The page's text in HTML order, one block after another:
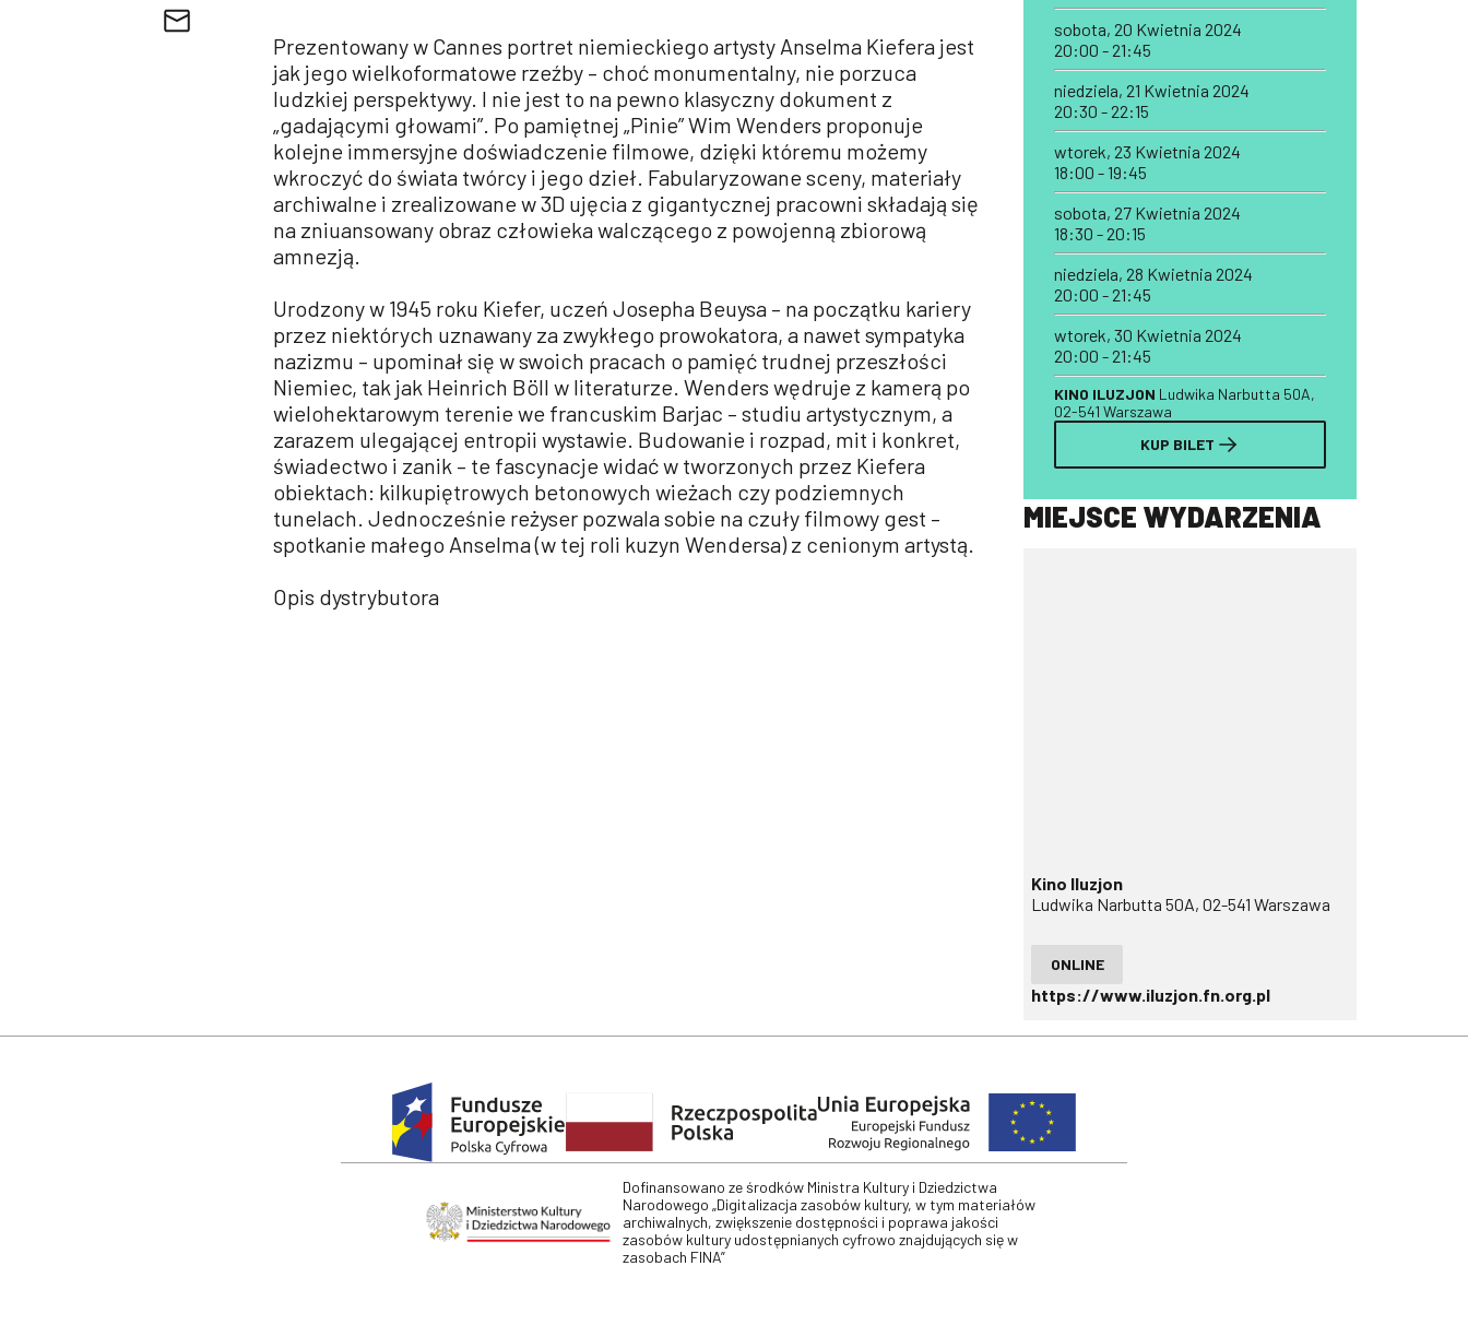
Prezentowany w Cannes portret niemieckiego artysty Anselma Kiefera jest
jak jego wielkoformatowe rzeźby – choć monumentalny, nie porzuca
ludzkiej perspektywy. I nie jest to na pewno klasyczny dokument z
„gadającymi głowami”. Po pamiętnej „Pinie” Wim Wenders proponuje
kolejne immersyjne doświadczenie filmowe, dzięki któremu możemy
wkroczyć do świata twórcy i jego dzieł. Fabularyzowane sceny, materiały
archiwalne i zrealizowane w 3D ujęcia z gigantycznej pracowni składają się
na zniuansowany obraz człowieka walczącego z powojenną zbiorową
amnezją.
Urodzony w 1945 roku Kiefer, uczeń Josepha Beuysa – na początku kariery
przez niektórych uznawany za zwykłego prowokatora, a nawet sympatyka
nazizmu – upominał się w swoich pracach o pamięć trudnej przeszłości
Niemiec, tak jak Heinrich Böll w literaturze. Wenders wędruje z kamerą po
wielohektarowym terenie we francuskim Barjac – studiu artystycznym, a
zarazem ulegającej entropii wystawie. Budowanie i rozpad, mit i konkret,
świadectwo i zanik – te fascynacje widać w tworzonych przez Kiefera
obiektach: kilkupiętrowych betonowych wieżach czy podziemnych
tunelach. Jednocześnie reżyser pozwala sobie na czuły filmowy gest –
spotkanie małego Anselma (w tej roli kuzyn Wendersa) z cenionym artystą.
Opis dystrybutora
sobota, 20 Kwietnia 2024
20:00 - 21:45
niedziela, 21 Kwietnia 2024
20:30 - 22:15
wtorek, 23 Kwietnia 2024
18:00 - 19:45
sobota, 27 Kwietnia 2024
18:30 - 20:15
niedziela, 28 Kwietnia 2024
20:00 - 21:45
wtorek, 30 Kwietnia 2024
20:00 - 21:45
KINO ILUZJON Ludwika Narbutta 50A,
02-541 Warszawa
KUP BILET
MIEJSCE WYDARZENIA
Kino Iluzjon
Ludwika Narbutta 50A, 02-541 Warszawa
ONLINE
https://www.iluzjon.fn.org.pl
Dofinansowano ze środków Ministra Kultury i Dziedzictwa
Narodowego „Digitalizacja zasobów kultury, w tym materiałów
archiwalnych, zwiększenie dostępności i poprawa jakości
zasobów kultury udostępnianych cyfrowo znajdujących się w
zasobach FINA”